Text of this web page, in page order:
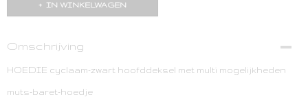
IN WINKELWAGEN
Omschrijving
HOEDIE cyclaam-zwart hoofddeksel met multi mogelijkheden
muts-baret-hoedje